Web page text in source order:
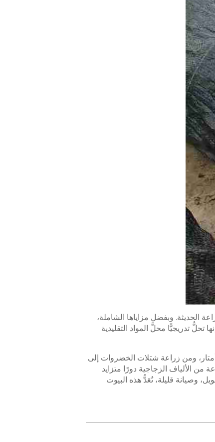
الحديثة. وبفضل مزاياها الشاملة،
تحلُّ تدريجيًّا محلَّ المواد التقليدية
أعمدة البيوت المحمية القوسية الصغيرة بقطر ٣ مم إلى البيوت المحمية القوسية متوسطة الحجم ذات الامتداد ٨ أمتار، ومن زراعة شتلات الخضروات إلى
من الألياف الزجاجية دورًا متزايد
وصيانة قليلة، تُعَدُّ هذه البيوت